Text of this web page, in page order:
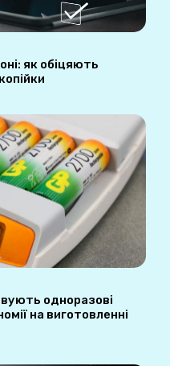
як обіцяють
одноразові
на виготовленні